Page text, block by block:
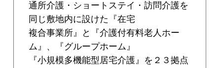
通所介護・ショートステイ・訪問介護を
同じ敷地内に設けた『在宅
複合事業所』と『介護付有料老人ホー
ム』、『グループホーム』
『小規模多機能型居宅介護』を２３拠点